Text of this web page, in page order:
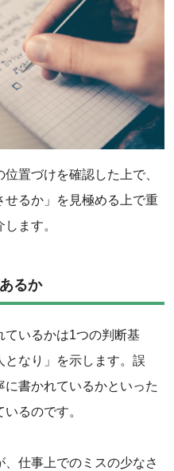
置づけを確認した上で、
せるか」を見極める上で重
ます。
るか
いるかは1つの判断基
なり」を示します。誤
書かれているかといった
るのです。
仕事上でのミスの少なさ